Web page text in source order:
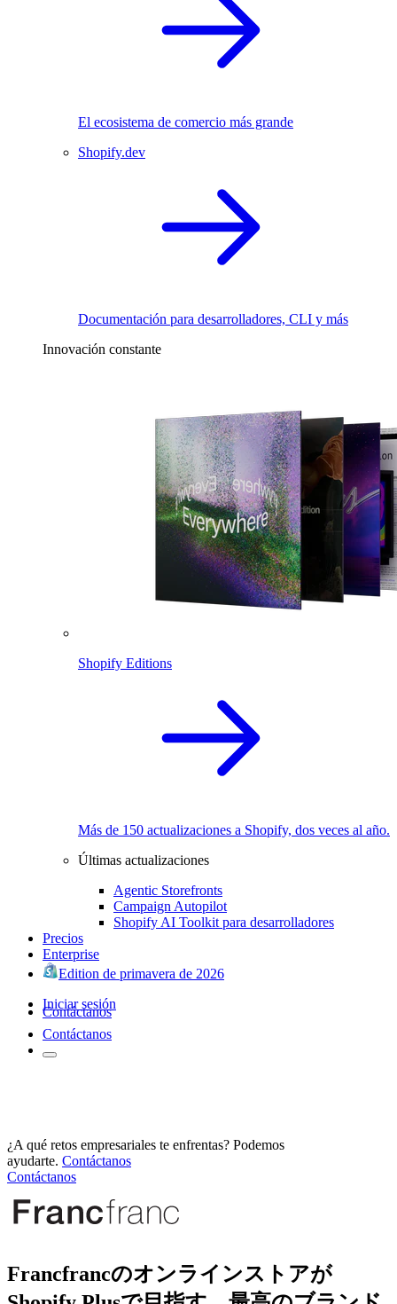
El ecosistema de comercio más grande
Shopify.dev
Documentación para desarrolladores, CLI y más
Innovación constante
Shopify Editions
Más de 150 actualizaciones a Shopify, dos veces al año.
Últimas actualizaciones
Agentic Storefronts
Campaign Autopilot
Shopify AI Toolkit para desarrolladores
Precios
Enterprise
Edition de primavera de 2026
Iniciar sesión
Contáctanos
Contáctanos
¿A qué retos empresariales te enfrentas? Podemos
ayudarte. Contáctanos
Contáctanos
Francfrancのオンラインストアが